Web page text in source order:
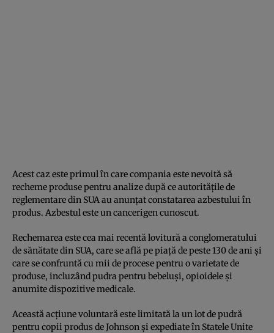
Acest caz este primul în care compania este nevoită să
recheme produse pentru analize după ce autorităţile de
reglementare din SUA au anunţat constatarea azbestului în
produs. Azbestul este un cancerigen cunoscut.
Rechemarea este cea mai recentă lovitură a conglomeratului
de sănătate din SUA, care se află pe piaţă de peste 130 de ani şi
care se confruntă cu mii de procese pentru o varietate de
produse, incluzând pudra pentru bebeluşi, opioidele şi
anumite dispozitive medicale.
Această acţiune voluntară este limitată la un lot de pudră
pentru copii produs de Johnson şi expediate în Statele Unite